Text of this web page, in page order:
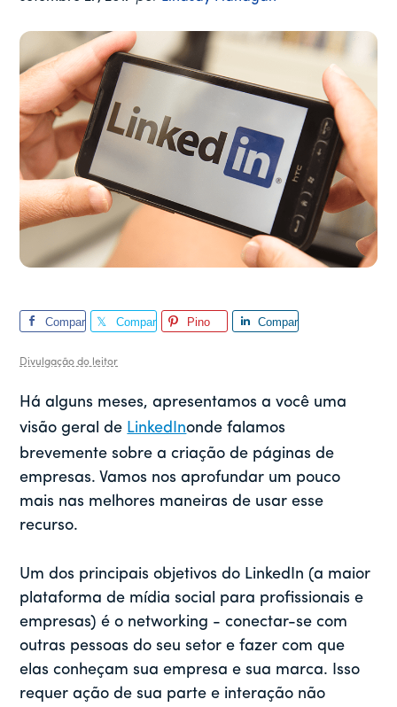
Compar
Compar
Pino
Compar
Divulgação do leitor
Há alguns meses, apresentamos a você uma
visão geral de LinkedInonde falamos
brevemente sobre a criação de páginas de
empresas. Vamos nos aprofundar um pouco
mais nas melhores maneiras de usar esse
recurso.
Um dos principais objetivos do LinkedIn (a maior
plataforma de mídia social para profissionais e
empresas) é o networking - conectar-se com
outras pessoas do seu setor e fazer com que
elas conheçam sua empresa e sua marca. Isso
requer ação de sua parte e interação não